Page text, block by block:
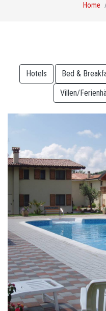
Home
Hotels Bed &
Villen/